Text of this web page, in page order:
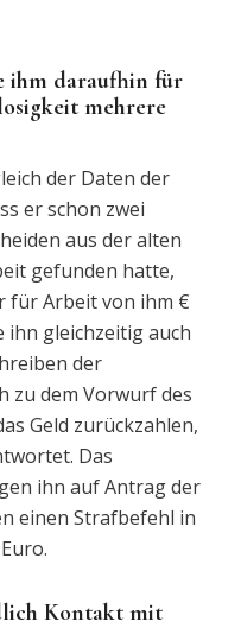
ihm daraufhin für
mehrere
der Daten der
er schon zwei
aus der alten
gefunden hatte,
für Arbeit von ihm €
ihn gleichzeitig auch
der
zu dem Vorwurf des
Geld zurückzahlen,
Das
ihn auf Antrag der
einen Strafbefehl in
Kontakt mit